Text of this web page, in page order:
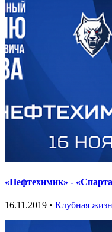
«Нефтехимик» -
16.11.2019 • Клубная